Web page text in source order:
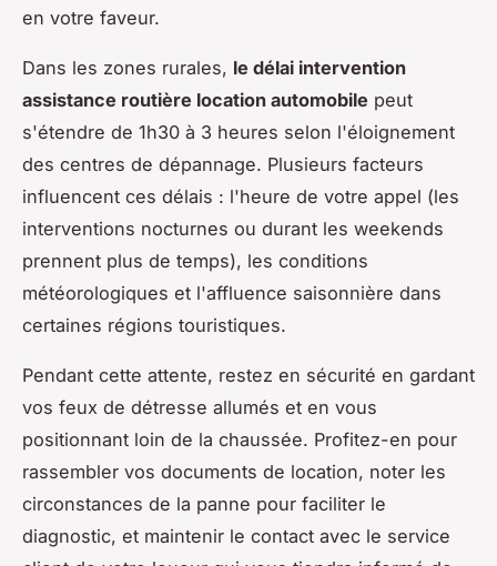
en votre faveur.
Dans les zones rurales, le délai intervention
assistance routière location automobile peut
s'étendre de 1h30 à 3 heures selon l'éloignement
des centres de dépannage. Plusieurs facteurs
influencent ces délais : l'heure de votre appel (les
interventions nocturnes ou durant les weekends
prennent plus de temps), les conditions
météorologiques et l'affluence saisonnière dans
certaines régions touristiques.
Pendant cette attente, restez en sécurité en gardant
vos feux de détresse allumés et en vous
positionnant loin de la chaussée. Profitez-en pour
rassembler vos documents de location, noter les
circonstances de la panne pour faciliter le
diagnostic, et maintenir le contact avec le service